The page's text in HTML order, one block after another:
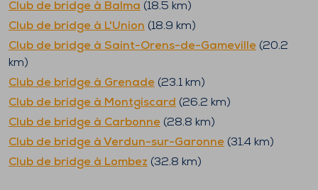
Club de bridge à Balma (18.5 km)
Club de bridge à L'Union (18.9 km)
Club de bridge à Saint-Orens-de-Gameville (20.2
km)
Club de bridge à Grenade (23.1 km)
Club de bridge à Montgiscard (26.2 km)
Club de bridge à Carbonne (28.8 km)
Club de bridge à Verdun-sur-Garonne (31.4 km)
Club de bridge à Lombez (32.8 km)